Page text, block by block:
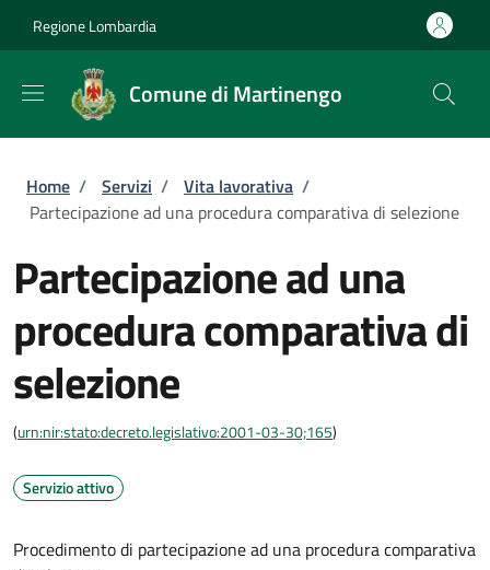
Regione Lombardia
Comune di Martinengo
Briciole di pane
Home / Servizi / Vita lavorativa /
Partecipazione ad una procedura comparativa di selezione
Partecipazione ad una
procedura comparativa di
selezione
(urn:nir:stato:decreto.legislativo:2001-03-30;165)
Servizio attivo
Procedimento di partecipazione ad una procedura comparativa